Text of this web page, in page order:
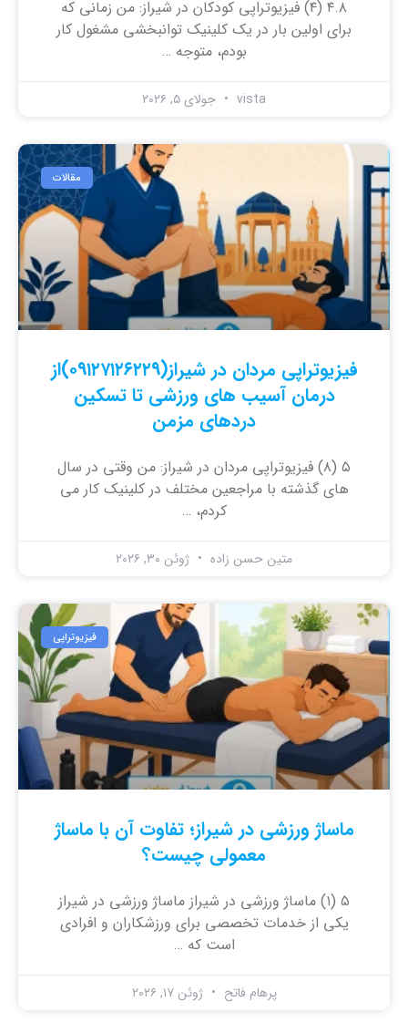
۴.۸ (۴) فیزیوتراپی کودکان در شیراز: من زمانی که
برای اولین بار در یک کلینیک توانبخشی مشغول کار
بودم، متوجه …
vista جولای ۵, ۲۰۲۶
مقالات
فیزیوتراپی مردان در شیراز(۰۹۱۲۷۱۲۶۲۲۹)از
درمان آسیب های ورزشی تا تسکین
دردهای مزمن
۵ (۸) فیزیوتراپی مردان در شیراز: من وقتی در سال
های گذشته با مراجعین مختلف در کلینیک کار می
کردم، …
متین حسن زاده ژوئن ۳۰, ۲۰۲۶
فیزیوتراپی
ماساژ ورزشی در شیراز؛ تفاوت آن با ماساژ
معمولی چیست؟
۵ (۱) ماساژ ورزشی در شیراز ماساژ ورزشی در شیراز
یکی از خدمات تخصصی برای ورزشکاران و افرادی
است که …
پرهام فاتح ژوئن ۱۷, ۲۰۲۶